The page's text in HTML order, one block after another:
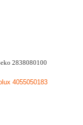
2838080100